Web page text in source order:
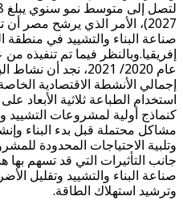
صناعة البناء والتشييد في
إفريقيا.وبالنظر فيما تم تنفيذه
إجمالي الأنشطة الاقتصادية
استخدام الطباعة ثلاثية الأبعاد
كنماذج أولية لمشروعات التشييد
مشاكل محتملة قبل بدء البناء
وتلبية الاحتياجات المحدودة
جانب التأثيرات التي قد تسهم بها
صناعة البناء والتشييد وتقليل
وترشيد استهلاك الطاقة.